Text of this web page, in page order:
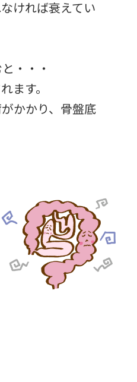
ければ衰えてい
・・・
ます。
かかり、骨盤底